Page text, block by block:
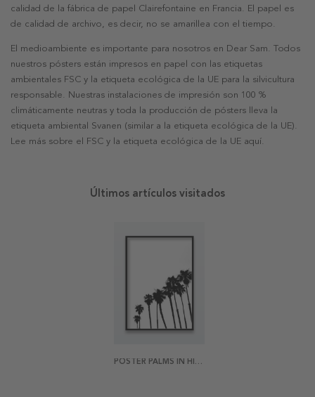
calidad de la fábrica de papel Clairefontaine en Francia. El papel es
de calidad de archivo, es decir, no se amarillea con el tiempo.
El medioambiente es importante para nosotros en Dear Sam. Todos
nuestros pósters están impresos en papel con las etiquetas
ambientales FSC y la etiqueta ecológica de la UE para la silvicultura
responsable. Nuestras instalaciones de impresión son 100 %
climáticamente neutras y toda la producción de pósters lleva la
etiqueta ambiental Svanen (similar a la etiqueta ecológica de la UE).
Lee más sobre el FSC y la etiqueta ecológica de la UE aquí.
Últimos artículos visitados
POSTER PALMS IN HIGH CONTRAST